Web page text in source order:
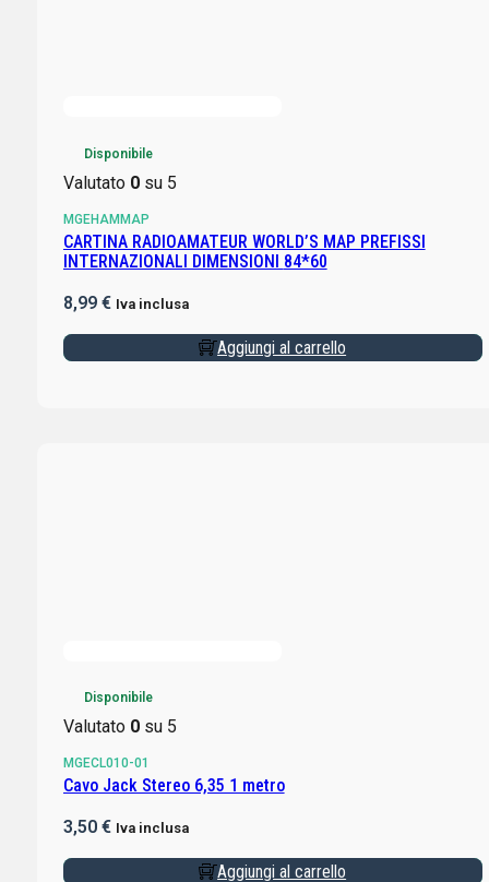
Disponibile
Valutato 0su 5
MGEHAMMAP
CARTINA RADIOAMATEUR WORLD’S MAP PREFISSI
INTERNAZIONALI DIMENSIONI 84*60
8,99 € Iva inclusa
Aggiungi al carrello
Disponibile
Valutato 0su 5
MGECL010-01
Cavo Jack Stereo 6,35 1 metro
3,50 € Iva inclusa
Aggiungi al carrello